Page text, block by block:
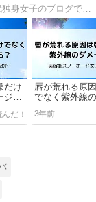
冬山こもり８年、スノーボードを楽しむ30代独身女子のブログです。美容師資格を持った目線や、リゾートバイトのほかいろんな仕事の経験、脱臼など怪我からの復帰のお話を書いています。
だけ
ジか
女
唇が荒れる原
でなく紫外線
も？美容師ス
子が対策を紹
3年前